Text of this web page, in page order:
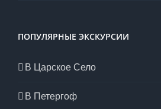
ПОПУЛЯРНЫЕ ЭКСКУРСИИ
В Царское Село
В Петергоф